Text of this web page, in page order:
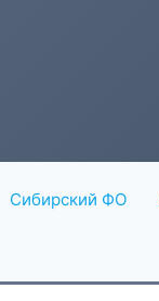
Сибирский ФО